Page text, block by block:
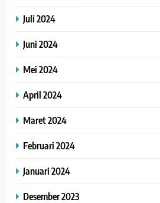
Juli 2024
Juni 2024
Mei 2024
April 2024
Maret 2024
Februari 2024
Januari 2024
Desember 2023